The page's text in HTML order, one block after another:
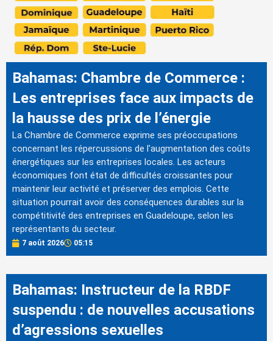
Bahamas: Chambre de Commerce :
Les entreprises face aux impacts de
la hausse des prix de l’énergie
La Chambre de Commerce exprime ses préoccupations
concernant les répercussions de l'augmentation des coûts
énergétiques sur les entreprises locales. Les acteurs
économiques font état de difficultés croissantes pour
maintenir leur activité et préserver des emplois. Cette
situation pourrait avoir des conséquences durables sur la
compétitivité des entreprises en Guadeloupe, selon les
représentants du secteur.
7 août 2026 05:15
Bahamas: Instructeur de la RBDF
suspendu : de nouvelles accusations
d’agressions sexuelles